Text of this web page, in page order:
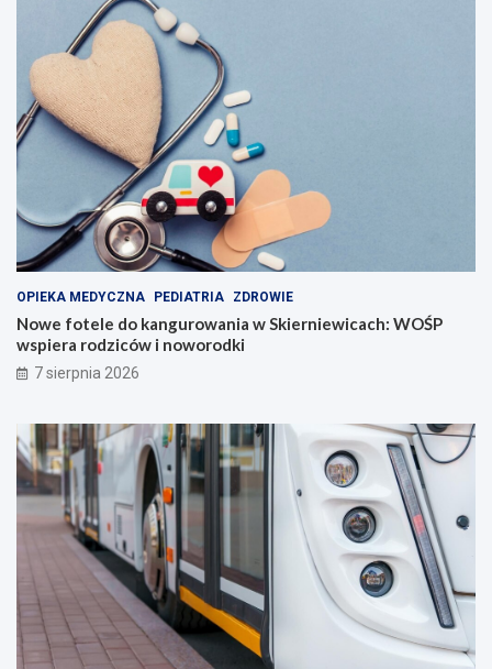
OPIEKA MEDYCZNA PEDIATRIA ZDROWIE
Nowe fotele do kangurowania w Skierniewicach: WOŚP
wspiera rodziców i noworodki
7 sierpnia 2026